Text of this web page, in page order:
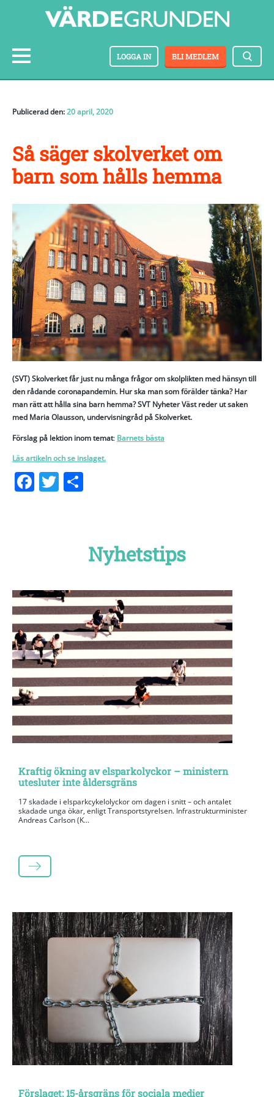
BLI MEDLEM
LOGGA IN
Publicerad den:20 april, 2020
Så säger skolverket om
barn som hålls hemma
(SVT) Skolverket får just nu många frågor om skolplikten med hänsyn till
den rådande coronapandemin. Hur ska man som förälder tänka? Har
man rätt att hålla sina barn hemma? SVT Nyheter Väst reder ut saken
med Maria Olausson, undervisningråd på Skolverket.
Förslag på lektion inom temat: Barnets bästa
Läs artikeln och se inslaget.
Facebook
Twitter
Nyhetstips
Kraftig ökning av elsparkolyckor – ministern
utesluter inte åldersgräns
17 skadade i elsparkcykelolyckor om dagen i snitt – och antalet
skadade unga ökar, enligt Transportstyrelsen. Infrastrukturminister
Andreas Carlson (K...
LÄS MER
Förslaget: 15-årsgräns för sociala medier